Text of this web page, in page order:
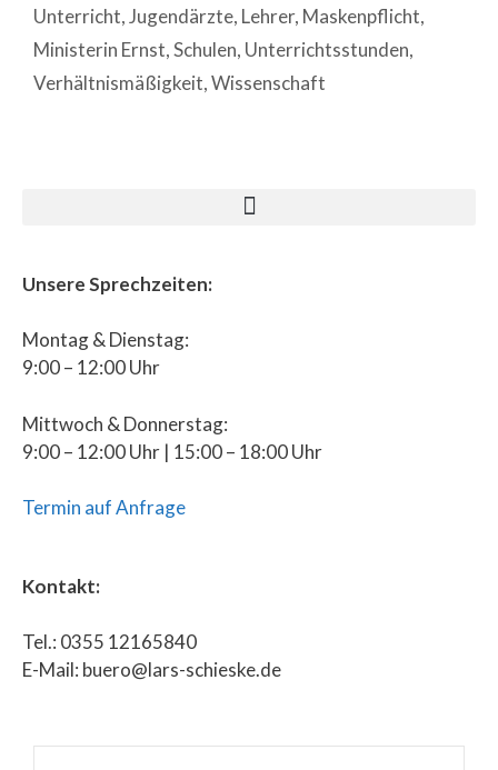
Unterricht,Jugendärzte, Lehrer, Maskenpflicht,
Ministerin Ernst,Schulen, Unterrichtsstunden,
Verhältnismäßigkeit,Wissenschaft
Unsere Sprechzeiten:
Montag & Dienstag:
9:00 – 12:00 Uhr
Mittwoch & Donnerstag:
9:00 – 12:00 Uhr | 15:00 – 18:00 Uhr
Termin auf Anfrage
Kontakt:
Tel.: 0355 12165840
E-Mail: buero@lars-schieske.de